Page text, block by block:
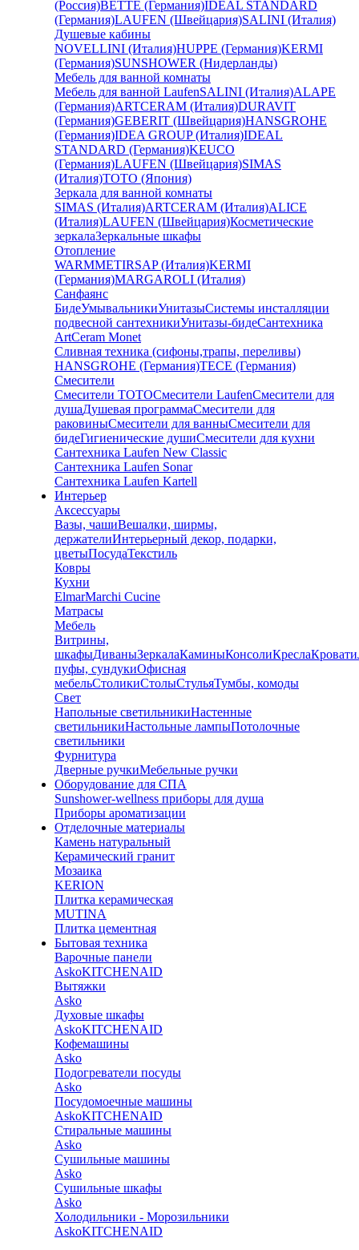
(Россия)BETTE (Германия)IDEAL STANDARD
(Германия)LAUFEN (Швейцария)SALINI (Италия)
Душевые кабины
NOVELLINI (Италия)HUPPE (Германия)KERMI
(Германия)SUNSHOWER (Нидерланды)
Мебель для ванной комнаты
Мебель для ванной LaufenSALINI (Италия)ALAPE
(Германия)ARTCERAM (Италия)DURAVIT
(Германия)GEBERIT (Швейцария)HANSGROHE
(Германия)IDEA GROUP (Италия)IDEAL
STANDARD (Германия)KEUCO
(Германия)LAUFEN (Швейцария)SIMAS
(Италия)TOTO (Япония)
Зеркала для ванной комнаты
SIMAS (Италия)ARTCERAM (Италия)ALICE
(Италия)LAUFEN (Швейцария)Косметические
зеркалаЗеркальные шкафы
Отопление
WARMMETIRSAP (Италия)KERMI
(Германия)MARGAROLI (Италия)
Санфаянс
БидеУмывальникиУнитазыСистемы инсталляции
подвесной сантехникиУнитазы-бидеСантехника
ArtCeram Monet
Сливная техника (сифоны,трапы, переливы)
HANSGROHE (Германия)TECE (Германия)
Смесители
Смесители TOTOСмесители LaufenСмесители для
душаДушевая программаСмесители для
раковиныСмесители для ванныСмесители для
бидеГигиенические душиСмесители для кухни
Сантехника Laufen New Classic
Сантехника Laufen Sonar
Сантехника Laufen Kartell
Интерьер
Аксессуары
Вазы, чашиВешалки, ширмы,
держателиИнтерьерный декор, подарки,
цветыПосудаТекстиль
Ковры
Кухни
ElmarMarchi Cucine
Матрасы
Мебель
Витрины,
шкафыДиваныЗеркалаКаминыКонсолиКреслаКровати
пуфы, сундукиОфисная
мебельСтоликиСтолыСтульяТумбы, комоды
Свет
Напольные светильникиНастенные
светильникиНастольные лампыПотолочные
светильники
Фурнитура
Дверные ручкиМебельные ручки
Оборудование для СПА
Sunshower-wellness приборы для душа
Приборы ароматизации
Отделочные материалы
Камень натуральный
Керамический гранит
Мозаика
KERION
Плитка керамическая
MUTINA
Плитка цементная
Бытовая техника
Варочные панели
AskoKITCHENAID
Вытяжки
Asko
Духовые шкафы
AskoKITCHENAID
Кофемашины
Asko
Подогреватели посуды
Asko
Посудомоечные машины
AskoKITCHENAID
Стиральные машины
Asko
Сушильные машины
Asko
Сушильные шкафы
Asko
Холодильники - Морозильники
AskoKITCHENAID